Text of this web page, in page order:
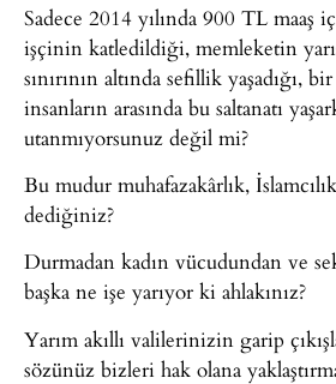
Sadece 2014 yılında 900 TL maaş
işçinin katledildiği, memleketin
sınırının altında sefillik yaşadığı,
insanların arasında bu saltanatı
utanmıyorsunuz değil mi?
Bu mudur muhafazakârlık,
dediğiniz?
Durmadan kadın vücudundan ve
başka ne işe yarıyor ki ahlakınız?
Yarım akıllı valilerinizin garip
sözünüz bizleri hak olana